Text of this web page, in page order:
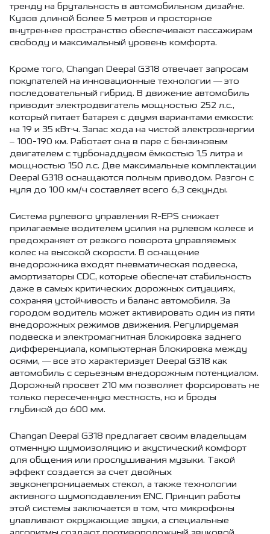
тренду на брутальность в автомобильном дизайне.
Кузов длиной более 5 метров и просторное
внутреннее пространство обеспечивают пассажирам
свободу и максимальный уровень комфорта.
Кроме того, Changan Deepal G318 отвечает запросам
покупателей на инновационные технологии — это
последовательный гибрид. В движение автомобиль
приводит электродвигатель мощностью 252 л.с.,
который питает батарея с двумя вариантами емкости:
на 19 и 35 кВт·ч. Запас хода на чистой электроэнергии
– 100-190 км. Работает она в паре с бензиновым
двигателем с турбонаддувом ёмкостью 1,5 литра и
мощностью 150 л.с. Две максимальные комплектации
Deepal G318 оснащаются полным приводом. Разгон с
нуля до 100 км/ч составляет всего 6,3 секунды.
Система рулевого управления R-EPS снижает
прилагаемые водителем усилия на рулевом колесе и
предохраняет от резкого поворота управляемых
колес на высокой скорости. В оснащение
внедорожника входят пневматическая подвеска,
амортизаторы CDC, которые обеспечат стабильность
даже в самых критических дорожных ситуациях,
сохраняя устойчивость и баланс автомобиля. За
городом водитель может активировать один из пяти
внедорожных режимов движения. Регулируемая
подвеска и электромагнитная блокировка заднего
дифференциала, компьютерная блокировка между
осями, — все это характеризует Deepal G318 как
автомобиль с серьезным внедорожным потенциалом.
Дорожный просвет 210 мм позволяет форсировать не
только пересеченную местность, но и броды
глубиной до 600 мм.
Changan Deepal G318 предлагает своим владельцам
отменную шумоизоляцию и акустический комфорт
для общения или прослушивания музыки. Такой
эффект создается за счет двойных
звуконепроницаемых стекол, а также технологии
активного шумоподавления ENC. Принцип работы
этой системы заключается в том, что микрофоны
улавливают окружающие звуки, а специальные